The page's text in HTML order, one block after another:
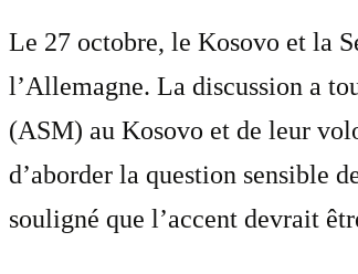
Le 27 octobre, le Kosovo et la
l’Allemagne. La discussion a
(ASM) au Kosovo et de leur
d’aborder la question sensible
souligné que l’accent devrait